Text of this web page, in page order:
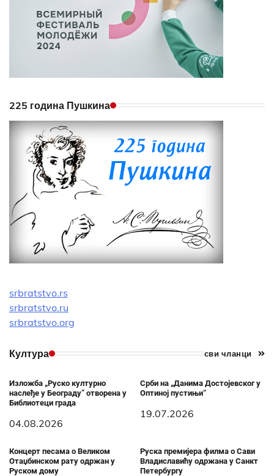
225 година Пушкина
srbratstvo.rs
srbratstvo.ru
srbratstvo.org
Култура сви чланци
Изложба „Руско културно
наслеђе у Београду” отворена у
Библиотеци града
04.08.2026
Срби на „Данима Достојевског у
Оптиној пустињи“
19.07.2026
Концерт песама о Великом
Отаџбинском рату одржан у
Руском дому
Руска премијера филма о Сави
Владиславићу одржана у Санкт
Петербургу